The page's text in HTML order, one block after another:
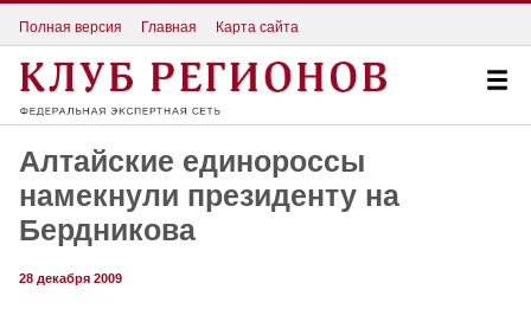
Полная версия Главная Карта сайта
Алтайские единороссы
намекнули президенту на
Бердникова
28 декабря 2009